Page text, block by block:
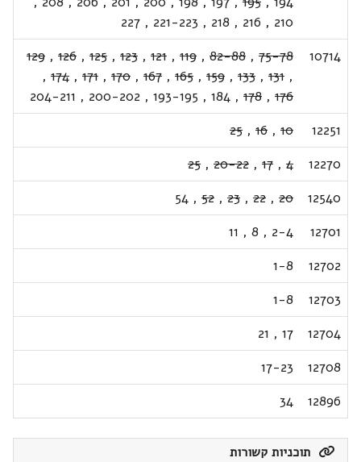
210
,
216
,
218
,
221-223
,
227
10714
75-78
,
82-88
,
119
,
121
,
123
,
125
,
126
,
129
,
131
,
133
,
159
,
165
,
167
,
170
,
171
,
174
,
176
,
178
,
184
,
193-195
,
200-202
,
204-211
12251
10
,
16
,
25
12270
4
,
17
,
20-22
,
25
12540
20
,
22
,
23
,
52
,
54
12701
2-4
,
8
,
11
12702
1-8
12703
1-8
12704
17
,
21
12708
17-23
12896
34
תוכניות קשורות